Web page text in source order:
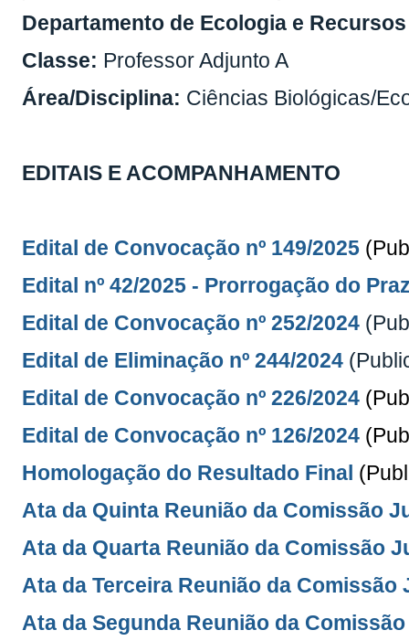
Departamento de Ecologia e
Classe: Professor Adjunto A
Área/Disciplina: Ciências Biológicas/
EDITAIS E ACOMPANHAMENTO
Edital de Convocação nº 149/2025
Edital nº 42/2025 - Prorrogação do
Edital de Convocação nº 252/2024
Edital de Eliminação nº 244/2024
Edital de Convocação nº 226/2024
Edital de Convocação nº 126/2024
Homologação do Resultado Final
Ata da Quinta Reunião da Comissão
Ata da Quarta Reunião da Comissão
Ata da Terceira Reunião da Comissão
Ata da Segunda Reunião da